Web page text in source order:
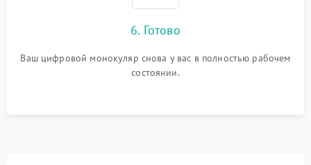
6. Готово
Ваш цифровой монокуляр снова у вас в полностью рабочем
состоянии.